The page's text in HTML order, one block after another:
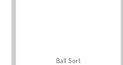
Ball Sort